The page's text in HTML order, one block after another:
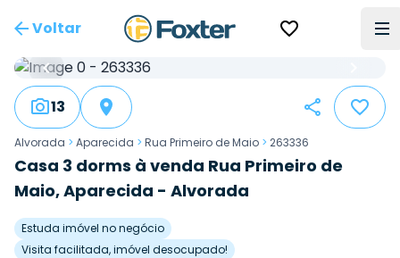
Voltar
13
Alvorada > Aparecida > Rua Primeiro de Maio > 263336
Casa 3 dorms à venda Rua Primeiro de
Maio, Aparecida - Alvorada
Estuda imóvel no negócio
Visita facilitada, imóvel desocupado!